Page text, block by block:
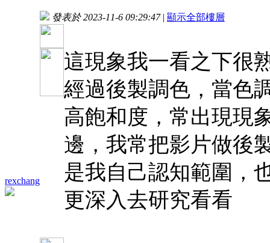
rexchang
發表於 2023-11-6 09:29:47 | 顯示全部樓層
這現象我一看之下很
經過後製調色，當色
高飽和度，常出現現
邊，我常把影片做後
是我自己認知範圍，
更深入去研究看看